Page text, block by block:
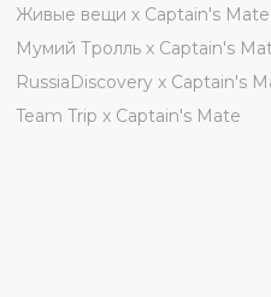
Живые вещи х Captain's Mate
Мумий Тролль х Сaptain's
RussiaDiscovery x Captain's
Team Trip x Captain's Mate